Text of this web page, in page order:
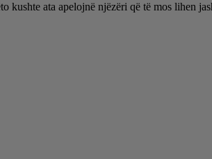
ata apelojnë njëzëri që të mos lihen